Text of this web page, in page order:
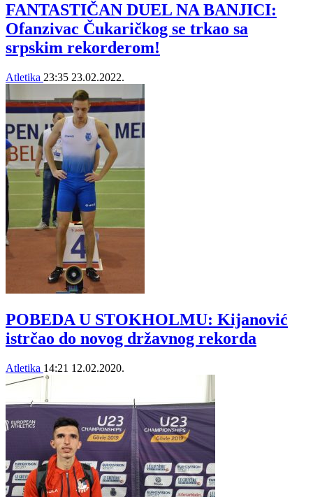
FANTASTIČAN DUEL NA BANJICI:
Ofanzivac Čukaričkog se trkao sa
srpskim rekorderom!
Atletika 23:35 23.02.2022.
POBEDA U STOKHOLMU: Kijanović
istrčao do novog državnog rekorda
Atletika 14:21 12.02.2020.